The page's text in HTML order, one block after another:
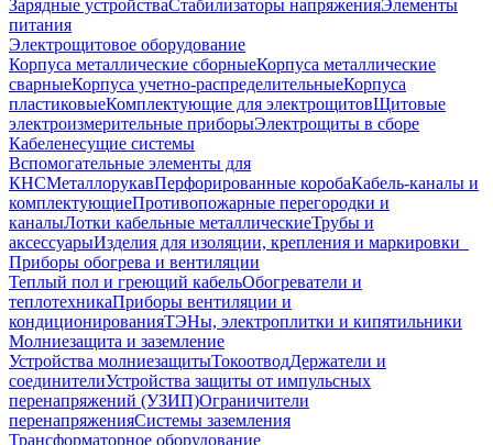
Зарядные устройстваСтабилизаторы напряженияЭлементы
питания
Электрощитовое оборудование
Корпуса металлические сборныеКорпуса металлические
сварныеКорпуса учетно-распределительныеКорпуса
пластиковыеКомплектующие для электрощитовЩитовые
электроизмерительные приборыЭлектрощиты в сборе
Кабеленесущие системы
Вспомогательные элементы для
КНСМеталлорукавПерфорированные коробаКабель-каналы и
комплектующиеПротивопожарные перегородки и
каналыЛотки кабельные металлическиеТрубы и
аксессуарыИзделия для изоляции, крепления и маркировки
Приборы обогрева и вентиляции
Теплый пол и греющий кабельОбогреватели и
теплотехникаПриборы вентиляции и
кондиционированияТЭНы, электроплитки и кипятильники
Молниезащита и заземление
Устройства молниезащитыТокоотводДержатели и
соединителиУстройства защиты от импульсных
перенапряжений (УЗИП)Ограничители
перенапряженияСистемы заземления
Трансформаторное оборудование